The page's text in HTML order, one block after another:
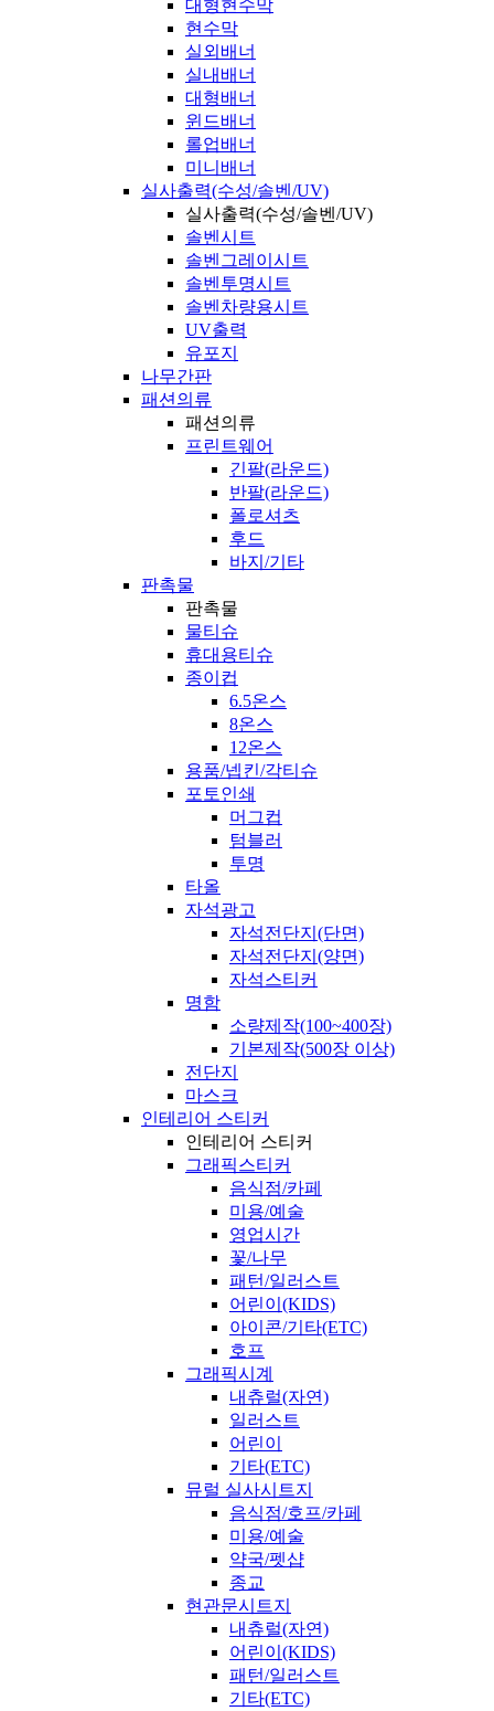
대형현수막
현수막
실외배너
실내배너
대형배너
윈드배너
롤업배너
미니배너
실사출력(수성/솔벤/UV)
실사출력(수성/솔벤/UV)
솔벤시트
솔벤그레이시트
솔벤투명시트
솔벤차량용시트
UV출력
유포지
나무간판
패션의류
패션의류
프린트웨어
긴팔(라운드)
반팔(라운드)
폴로셔츠
후드
바지/기타
판촉물
판촉물
물티슈
휴대용티슈
종이컵
6.5온스
8온스
12온스
용품/넵킨/각티슈
포토인쇄
머그컵
텀블러
투명
타올
자석광고
자석전단지(단면)
자석전단지(양면)
자석스티커
명함
소량제작(100~400장)
기본제작(500장 이상)
전단지
마스크
인테리어 스티커
인테리어 스티커
그래픽스티커
음식점/카페
미용/예술
영업시간
꽃/나무
패턴/일러스트
어린이(KIDS)
아이콘/기타(ETC)
호프
그래픽시계
내츄럴(자연)
일러스트
어린이
기타(ETC)
뮤럴 실사시트지
음식점/호프/카페
미용/예술
약국/펫샵
종교
현관문시트지
내츄럴(자연)
어린이(KIDS)
패턴/일러스트
기타(ETC)